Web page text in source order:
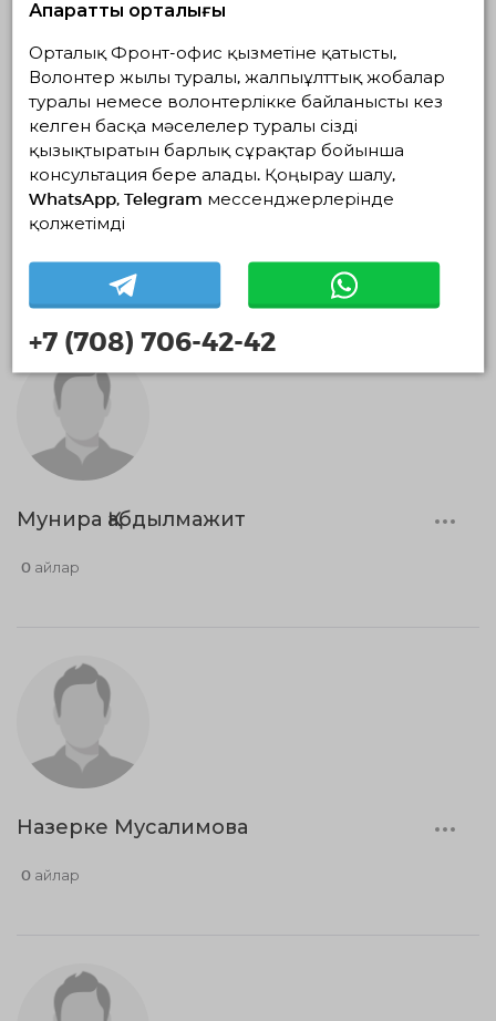
Изабелла Брайнт
0 айлар
Мунира Қабдылмажит
0 айлар
Назерке Мусалимова
0 айлар
Ақпараттық орталығы
Орталық Фронт-офис қызметіне қатысты,
Волонтер жылы туралы, жалпыұлттық жобалар
туралы немесе волонтерлікке байланысты кез
келген басқа мәселелер туралы сізді
қызықтыратын барлық сұрақтар бойынша
консультация бере алады. Қоңырау шалу,
WhatsApp, Telegram мессенджерлерінде
қолжетімді
+7 (708) 706-42-42